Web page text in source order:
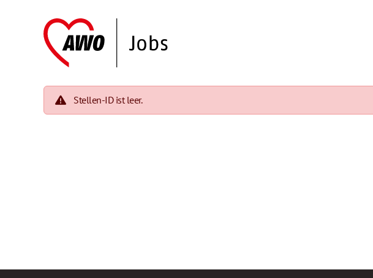
Stellen-ID ist leer.